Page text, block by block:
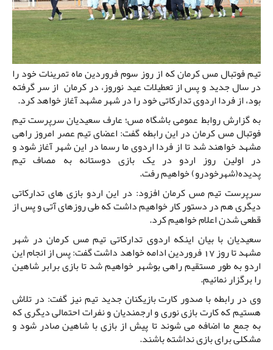
تیم فوتبال مس کرمان که از روز سوم فروردین ماه تمرینات خود را
در سال جدید و پس از تعطیلات عید نوروز، در کرمان از سر گرفته
بود، از فردا اردوی تدارکاتی خود را در شهر مشهد آغاز خواهد کرد.
به گزارش روابط عمومی باشگاه مس؛ عارف سعیدیان سرپرست تیم
فوتبال مس کرمان در این رابطه گفت: اعضای تیم عصر امروز راهی
مشهد خواهند شد تا از فردا اردوی ما رسما در این شهر آغاز شود و
در اولین روز اردو در یک بازی دوستانه به مصاف تیم
پدیده(شهرخودرو) خواهیم رفت.
سرپرست تیم مس کرمان افزود: در این اردو بازی های تدارکاتی
دیگری هم در دستور کار خواهیم داشت که طی روزهای آتی و پس از
قطعی شدن اعلام خواهیم کرد.
سعیدیان با بیان اینکه اردوی تدارکاتی تیم مس کرمان در شهر
مشهد تا روز 17 فروردین ادامه خواهد داشت گفت: پس از انجام این
اردو به طور مستقیم راهی بوشهر خواهیم شد تا بازی برابر شاهین
را برگزار نمائیم.
وی در رابطه با صدور کارت بازیکنان جدید تیم نیز گفت: در تلاش
هستیم که کارت بازی نوری و ارجمندیان و نفرات احتمالی دیگری که
به جمع ما اضافه می شوند تا پیش از بازی با شاهین صادر شود و
مشکلی برای بازی نداشته باشند.